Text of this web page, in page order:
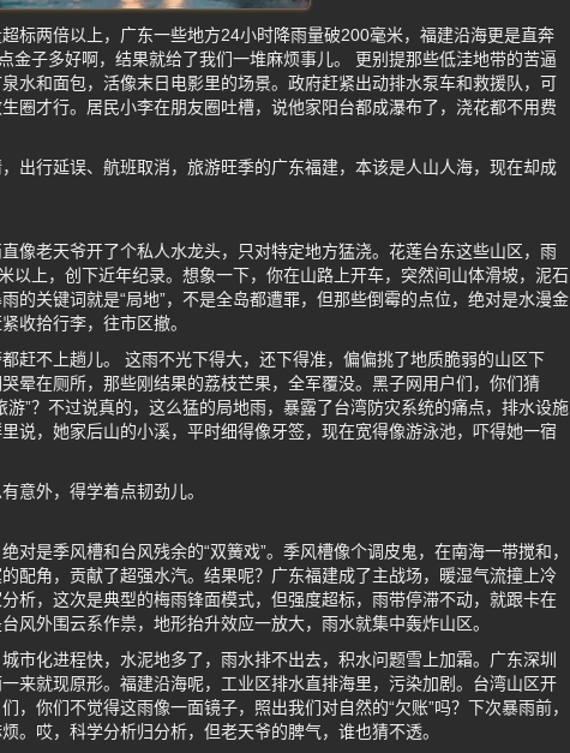
标两倍以上，广东一些地方24小时降雨量破200毫米，福建沿海更是直奔
金子多好啊，结果就给了我们一堆麻烦事儿。 更别提那些低洼地带的苦逼
水和面包，活像末日电影里的场景。政府赶紧出动排水泵车和救援队，可
圈才行。居民小李在朋友圈吐槽，说他家阳台都成瀑布了，浇花都不用费
出行延误、航班取消，旅游旺季的广东福建，本该是人山人海，现在却成
像老天爷开了个私人水龙头，只对特定地方猛浇。花莲台东这些山区，雨
以上，创下近年纪录。想象一下，你在山路上开车，突然间山体滑坡，泥石
的关键词就是“局地”，不是全岛都遭罪，但那些倒霉的点位，绝对是水漫金
收拾行李，往市区撤。
赶不上趟儿。 这雨不光下得大，还下得准，偏偏挑了地质脆弱的山区下
晕在厕所，那些刚结果的荔枝芒果，全军覆没。黑子网用户们，你们猜
”？不过说真的，这么猛的局地雨，暴露了台湾防灾系统的痛点，排水设施
说，她家后山的小溪，平时细得像牙签，现在宽得像游泳池，吓得她一宿
意外，得学着点韧劲儿。
对是季风槽和台风残余的“双簧戏”。季风槽像个调皮鬼，在南海一带搅和，
配角，贡献了超强水汽。结果呢？广东福建成了主战场，暖湿气流撞上冷
析，这次是典型的梅雨锋面模式，但强度超标，雨带停滞不动，就跟卡在
风外围云系作祟，地形抬升效应一放大，雨水就集中轰炸山区。
市化进程快，水泥地多了，雨水排不出去，积水问题雪上加霜。广东深圳
来就现原形。福建沿海呢，工业区排水直排海里，污染加剧。台湾山区开
，你们不觉得这雨像一面镜子，照出我们对自然的“欠账”吗？下次暴雨前，
。哎，科学分析归分析，但老天爷的脾气，谁也猜不透。